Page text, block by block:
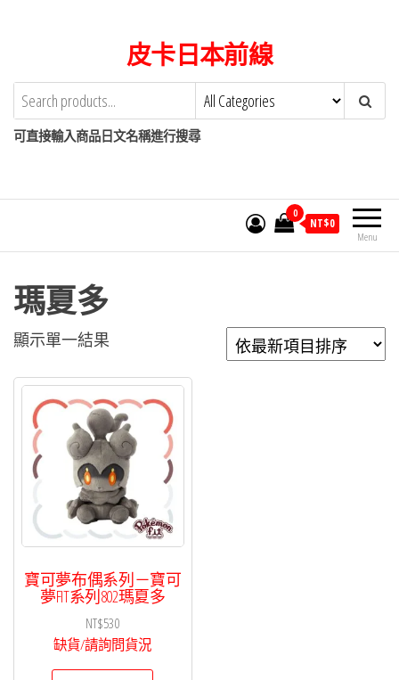
content
皮卡日本前線
可直接輸入商品日文名稱進行搜尋
Menu
0
NT$0
瑪夏多
顯示單一結果
寶可夢布偶系列－寶可
夢FIT系列802瑪夏多
NT$530
缺貨/請詢問貨況